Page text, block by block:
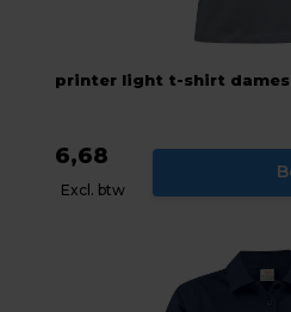
printer light t-shirt
6,68
Excl. btw